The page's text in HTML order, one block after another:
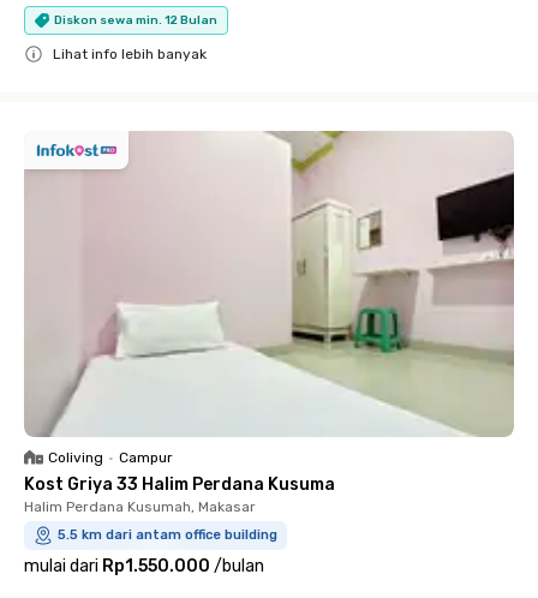
Diskon sewa min. 12 Bulan
Lihat info lebih banyak
Coliving • Campur
Kost Griya 33 Halim Perdana Kusuma
Halim Perdana Kusumah, Makasar
5.5 km dari antam office building
mulai dari Rp1.550.000 /bulan